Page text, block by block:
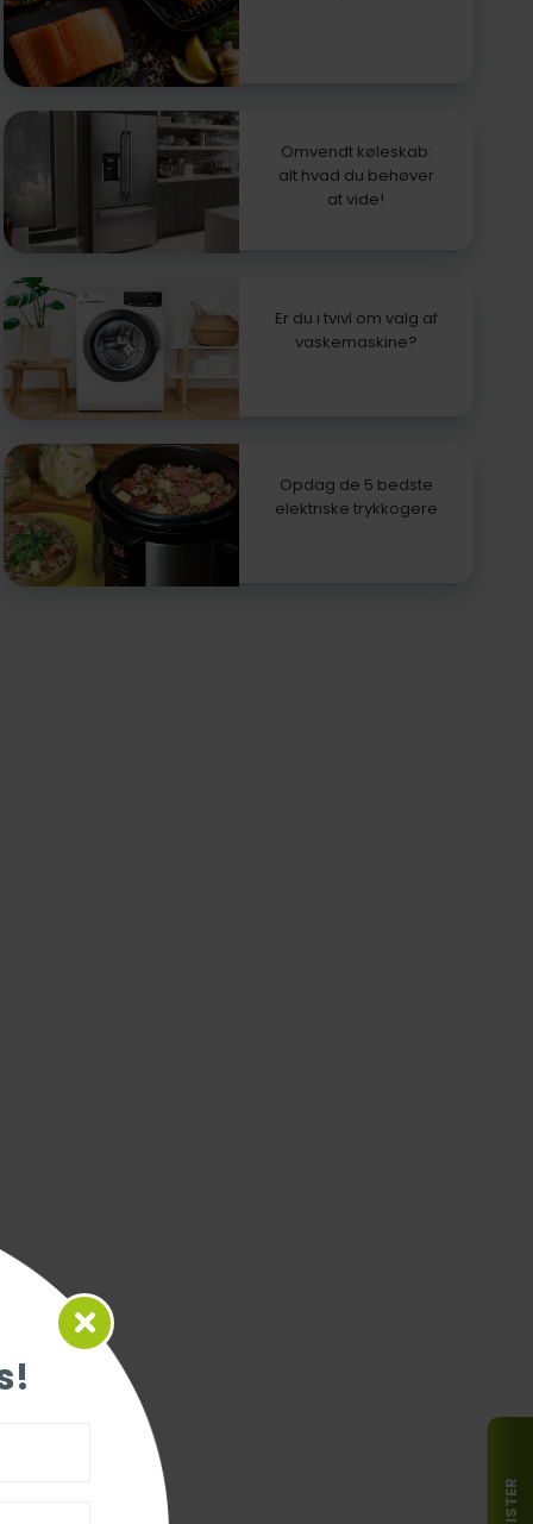
Omvendt køleskab:
alt hvad du behøver
at vide!
Er du i tvivl om valg af
vaskemaskine?
Opdag de 5 bedste
elektriske trykkogere